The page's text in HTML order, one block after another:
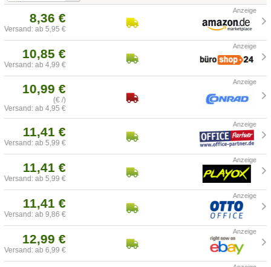
8,36 €
Versand: ab 5,95 €
10,85 €
Versand: ab 4,99 €
10,99 €
(€ /)
Versand: ab 4,95 €
11,41 €
Versand: ab 5,99 €
11,41 €
Versand: ab 5,99 €
11,41 €
Versand: ab 9,86 €
12,99 €
Versand: ab 6,99 €